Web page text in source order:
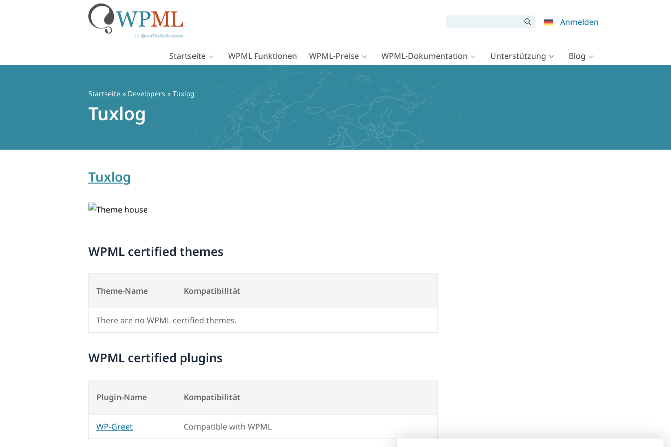
Anmelden
Startseite WPML Funktionen WPML-Preise WPML-Dokumentation Unterstützung Blog
Startseite » Developers » Tuxlog
Tuxlog
Tuxlog
WPML certified themes
Theme-Name Kompatibilität
There are no WPML certified themes.
WPML certified plugins
Plugin-Name Kompatibilität
WP-Greet Compatible with WPML